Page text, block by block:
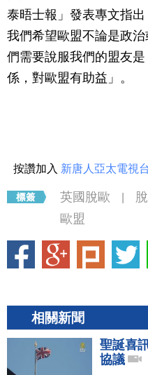
泰晤士報」發表專文指
我們希望歐盟不論是政
們需要說服我們的盟友
係，對歐盟有助益」。
按讚加入 新唐人亞太電視
英國脫歐
歐盟
相關新聞
聖誕喜
協議